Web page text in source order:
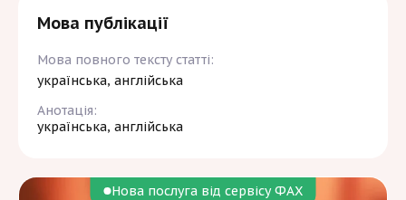
Мова публікації
Мова повного тексту статті:
українська, англійська
Анотація:
українська, англійська
доктора наук.
авторів. Для статей, де більше 3-ох авторів,
ціна розраховується індивідуально. Ціни
вказані для авторів, які працюють/
навчаються в українських ЗВО/наукових
працюють/НЕ навчаються в українських
Нова послуга від сервісу ФАХ